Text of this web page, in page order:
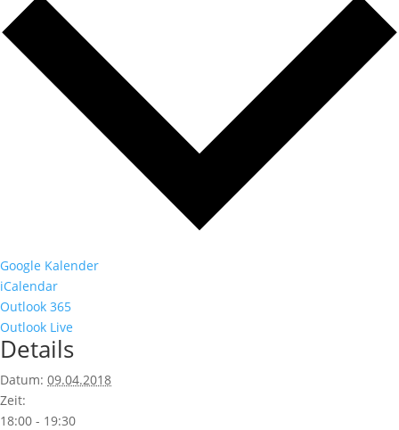
Google Kalender
iCalendar
Outlook 365
Outlook Live
Details
Datum: 09.04.2018
Zeit:
18:00 - 19:30